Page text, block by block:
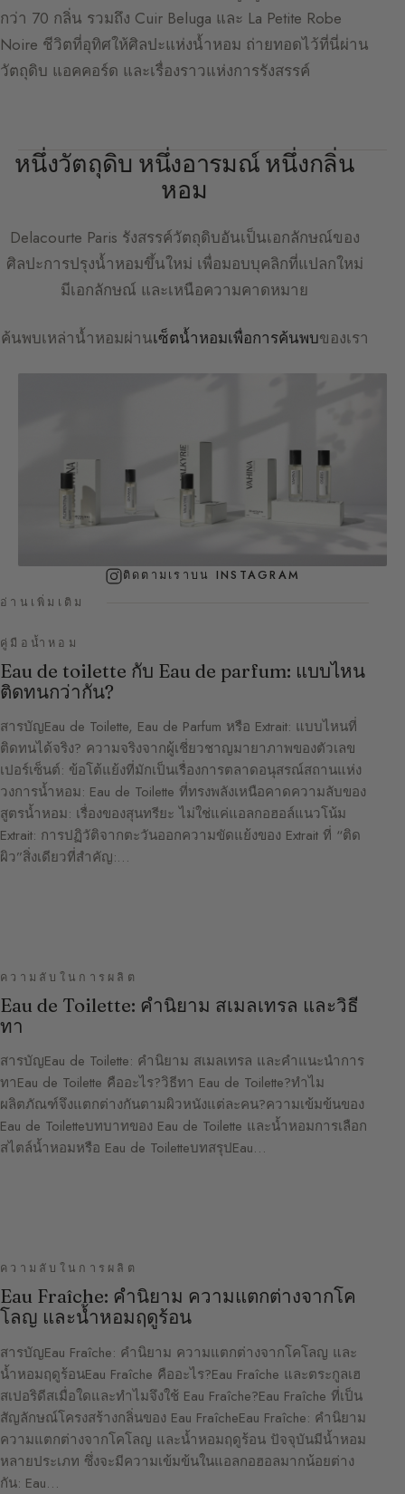
กว่า 70 กลิ่น รวมถึง Cuir Beluga และ La Petite Robe
Noire ชีวิตที่อุทิศให้ศิลปะแห่งน้ำหอม ถ่ายทอดไว้ที่นี่ผ่าน
วัตถุดิบ แอคคอร์ด และเรื่องราวแห่งการรังสรรค์
หนึ่งวัตถุดิบ หนึ่งอารมณ์ หนึ่งกลิ่น
หอม
Delacourte Paris รังสรรค์วัตถุดิบอันเป็นเอกลักษณ์ของ
ศิลปะการปรุงน้ำหอมขึ้นใหม่ เพื่อมอบบุคลิกที่แปลกใหม่
มีเอกลักษณ์ และเหนือความคาดหมาย
ค้นพบเหล่าน้ำหอมผ่านเซ็ตน้ำหอมเพื่อการค้นพบของเรา
ติดตามเราบน INSTAGRAM
อ่านเพิ่มเติม
คู่มือน้ำหอม
Eau de toilette กับ Eau de parfum: แบบไหน
ติดทนกว่ากัน?
สารบัญEau de Toilette, Eau de Parfum หรือ Extrait: แบบไหนที่
ติดทนได้จริง? ความจริงจากผู้เชี่ยวชาญมายาภาพของตัวเลข
เปอร์เซ็นต์: ข้อโต้แย้งที่มักเป็นเรื่องการตลาดอนุสรณ์สถานแห่ง
วงการน้ำหอม: Eau de Toilette ที่ทรงพลังเหนือคาดความลับของ
สูตรน้ำหอม: เรื่องของสุนทรียะ ไม่ใช่แค่แอลกอฮอล์แนวโน้ม
Extrait: การปฏิวัติจากตะวันออกความขัดแย้งของ Extrait ที่ “ติด
ผิว”สิ่งเดียวที่สำคัญ:…
ความลับในการผลิต
Eau de Toilette: คำนิยาม สเมลเทรล และวิธี
ทา
สารบัญEau de Toilette: คำนิยาม สเมลเทรล และคำแนะนำการ
ทาEau de Toilette คืออะไร?วิธีทา Eau de Toilette?ทำไม
ผลิตภัณฑ์จึงแตกต่างกันตามผิวหนังแต่ละคน?ความเข้มข้นของ
Eau de Toiletteบทบาทของ Eau de Toilette และน้ำหอมการเลือก
สไตล์น้ำหอมหรือ Eau de ToiletteบทสรุปEau…
ความลับในการผลิต
Eau Fraîche: คำนิยาม ความแตกต่างจากโค
โลญ และน้ำหอมฤดูร้อน
สารบัญEau Fraîche: คำนิยาม ความแตกต่างจากโคโลญ และ
น้ำหอมฤดูร้อนEau Fraîche คืออะไร?Eau Fraîche และตระกูลเฮ
สเปอริดีสเมื่อใดและทำไมจึงใช้ Eau Fraîche?Eau Fraîche ที่เป็น
สัญลักษณ์โครงสร้างกลิ่นของ Eau FraîcheEau Fraîche: คำนิยาม
ความแตกต่างจากโคโลญ และน้ำหอมฤดูร้อน ปัจจุบันมีน้ำหอม
หลายประเภท ซึ่งจะมีความเข้มข้นในแอลกอฮอลมากน้อยต่าง
กัน: Eau…